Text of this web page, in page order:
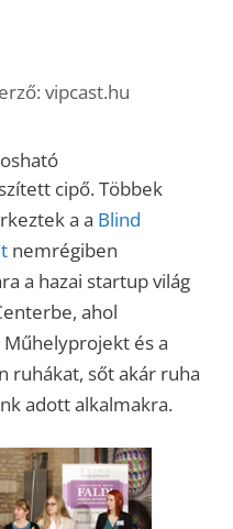
vipcast.hu
cipő.Többek
a a Blind
nemrégiben
a hazai startup világ
ahol
és a
ruhákat, sőt akár ruha
adott alkalmakra.